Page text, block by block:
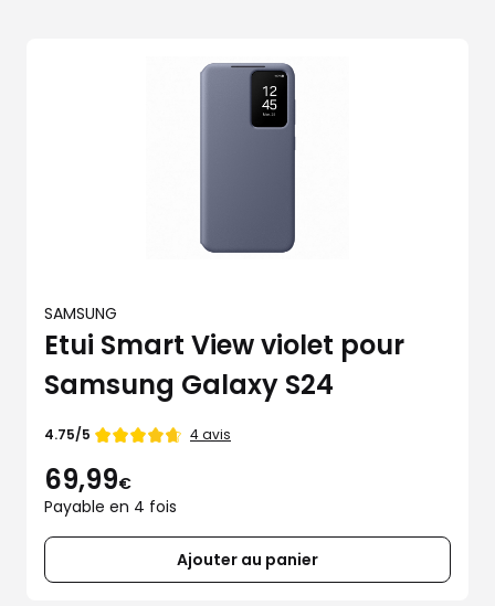
SAMSUNG
Etui Smart View violet pour
Samsung Galaxy S24
Note
4.75/5 4 avis
69,99€
Payable en 4 fois
Ajouter au panier